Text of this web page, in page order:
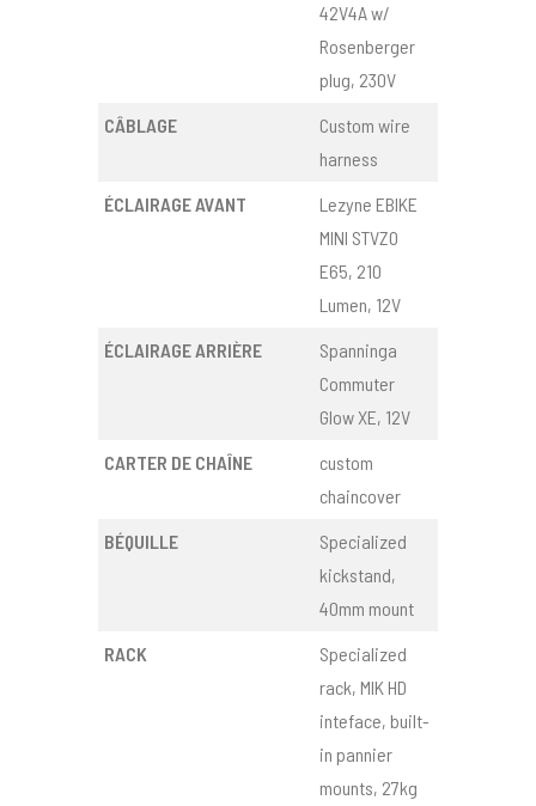
42V4A w/
Rosenberger
plug, 230V
CÂBLAGE
Custom wire
harness
ÉCLAIRAGE AVANT
Lezyne EBIKE
MINI STVZO
E65, 210
Lumen, 12V
ÉCLAIRAGE ARRIÈRE
Spanninga
Commuter
Glow XE, 12V
CARTER DE CHAÎNE
custom
chaincover
BÉQUILLE
Specialized
kickstand,
40mm mount
RACK
Specialized
rack, MIK HD
inteface, built-
in pannier
mounts, 27kg